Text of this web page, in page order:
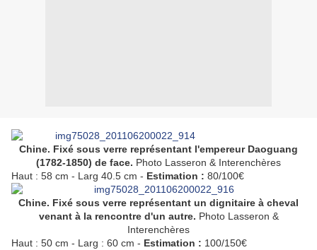
Chine. Fixé sous verre représentant l'empereur Daoguang
(1782-1850) de face. Photo Lasseron & Interenchères
Haut : 58 cm - Larg 40.5 cm - Estimation : 80/100€
Chine. Fixé sous verre représentant un dignitaire à cheval
venant à la rencontre d'un autre. Photo Lasseron &
Interenchères
Haut : 50 cm - Larg : 60 cm - Estimation : 100/150€